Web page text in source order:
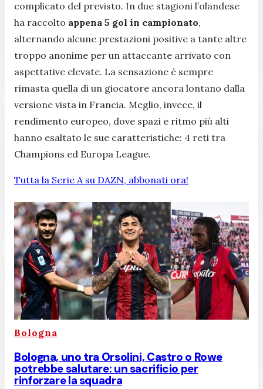
complicato del previsto. In due stagioni l’olandese
ha raccolto appena 5 gol in campionato,
alternando alcune prestazioni positive a tante altre
troppo anonime per un attaccante arrivato con
aspettative elevate. La sensazione è sempre
rimasta quella di un giocatore ancora lontano dalla
versione vista in Francia. Meglio, invece, il
rendimento europeo, dove spazi e ritmo più alti
hanno esaltato le sue caratteristiche: 4 reti tra
Champions ed Europa League.
Tutta la Serie A su DAZN, abbonati ora!
Bologna
Bologna, uno tra Orsolini, Castro o Rowe
potrebbe salutare: un sacrificio per
rinforzare la squadra